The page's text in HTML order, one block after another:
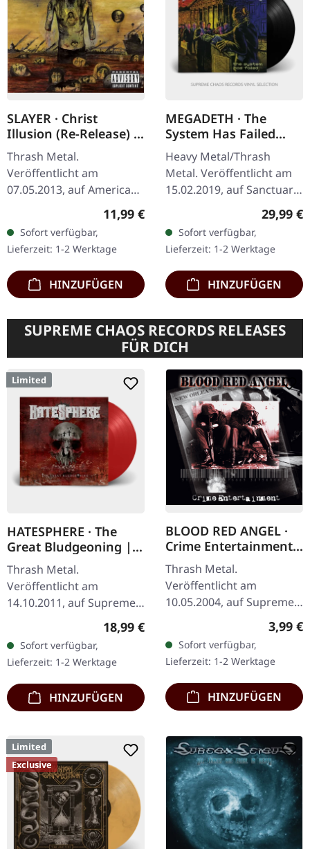
SLAYER · Christ
Illusion (Re-Release) |
CD
Thrash Metal.
Veröffentlicht am
07.05.2013, auf American
Jewelcase. Slayers zehntes
Studioalbum "Christ
Illusion" markierte eine…
Regulärer Preis:
11,99 €
Sofort verfügbar,
Lieferzeit: 1-2 Werktage
HINZUFÜGEN
MEGADETH · The
System Has Failed
(2019 Remaster) |
BLACK LP
Heavy Metal/Thrash
Metal. Veröffentlicht am
15.02.2019, auf Sanctuary
Records. Schwarzes Vinyl
im Standard-Cover mit
bedruckter Innenhülle.…
29,99 €
Sofort verfügbar,
Lieferzeit: 1-2 Werktage
HINZUFÜGEN
SUPREME CHAOS RECORDS RELEASES
FÜR DICH
Limited
HATESPHERE · The
Great Bludgeoning |
TRANSPARENT RED LP
Thrash Metal.
Veröffentlicht am
14.10.2011, auf Supreme
Transparent rotes Vinyl
im Gatefold-Cover,
nummeriert, limitiert auf
400…
Regulärer Preis:
18,99 €
Sofort verfügbar,
Lieferzeit: 1-2 Werktage
HINZUFÜGEN
BLOOD RED ANGEL ·
Crime Entertainment |
CD
Thrash Metal.
Veröffentlicht am
10.05.2004, auf Supreme
Chaos Records. CD im
Jewelcase mit Booklet.
Das dritte Album der
Rhine Area Thrasher
bietet…
3,99 €
Sofort verfügbar,
Lieferzeit: 1-2 Werktage
HINZUFÜGEN
Limited
Exclusive